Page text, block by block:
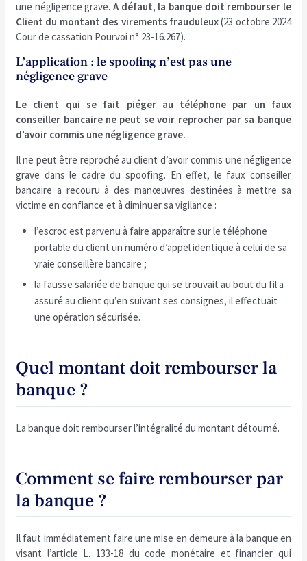
une négligence grave.A défaut, la banque doit rembourser le
Client du montant des virements frauduleux(23 octobre 2024
Cour de cassation Pourvoi n° 23-16.267).
L’application : le spoofing n’est pas une
négligence grave
Le client qui se fait piéger au téléphone par un faux
conseiller bancaire ne peut se voir reprocher par sa banque
d’avoir commis une négligence grave.
Il ne peut être reproché au client d’avoir commis une négligence
grave dans le cadre du spoofing. En effet, le faux conseiller
bancaire a recouru à des manœuvres destinées à mettre sa
victime en confiance et à diminuer sa vigilance :
l’escroc est parvenu à faire apparaître sur le téléphone
portable du client un numéro d’appel identique à celui de sa
vraie conseillère bancaire ;
la fausse salariée de banque qui se trouvait au bout du fil a
assuré au client qu’en suivant ses consignes, il effectuait
une opération sécurisée.
Quel montant doit rembourser la
banque ?
La banque doit rembourser l’intégralité du montant détourné.
Comment se faire rembourser par
la banque ?
Il faut immédiatement faire une mise en demeure à la banque en
visant l’article L. 133-18 du code monétaire et financier qui